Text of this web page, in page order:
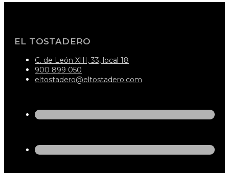
EL TOSTADERO
C. de León XIII, 33, local 18
900 899 050
eltostadero@eltostadero.com